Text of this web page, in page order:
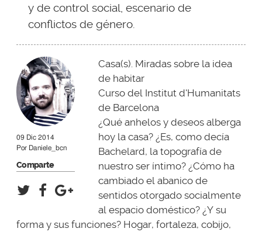
y de control social, escenario de
conflictos de género.
09 Dic 2014
Por Daniele_bcn
Comparte
Casa(s). Miradas sobre la idea
de habitar
Curso del Institut d'Humanitats
de Barcelona
¿Qué anhelos y deseos alberga
hoy la casa? ¿Es, como decía
Bachelard, la topografía de
nuestro ser íntimo? ¿Cómo ha
cambiado el abanico de
sentidos otorgado socialmente
al espacio doméstico? ¿Y su
forma y sus funciones? Hogar, fortaleza, cobijo,